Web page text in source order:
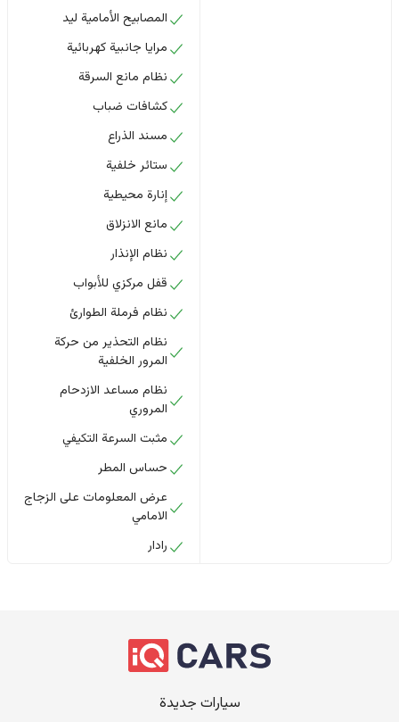
المصابيح الأمامية ليد
مرايا جانبية كهربائية
نظام مانع السرقة
كشافات ضباب
مسند الذراع
ستائر خلفية
إنارة محيطية
مانع الانزلاق
نظام الإنذار
قفل مركزي للأبواب
نظام فرملة الطوارئ
نظام التحذير من حركة
المرور الخلفية
نظام مساعد الازدحام
المروري
مثبت السرعة التكيفي
حساس المطر
عرض المعلومات على الزجاج
الامامي
رادار
سيارات جديدة